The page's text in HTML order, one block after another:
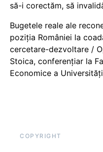
să-i corectăm, să
Bugetele reale ale
poziția României la
cercetare-dezvoltare /
Stoica, conferențiar la
Economice a
COPYRIGHT